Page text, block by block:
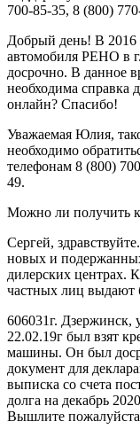
700-85-35, 8 (800)
Добрый день! В 2016
автомобиля РЕНО в
досрочно. В данное
необходима справка
онлайн? Спасибо!
Уважаемая Юлия,
необходимо
телефонам 8 (800)
49.
Можно ли получить
Сергей,
новых и
дилерских центрах.
частных лиц выдают
606031г. Дзержинск,
22.02.19г был взят
машины. Он был
документ для
выписка со счета
долга на декабрь
Вышлите